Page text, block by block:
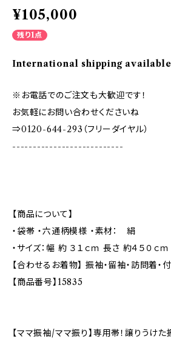
¥105,000
残り1点
International shipping available
※お電話でのご注文も大歓迎です！
お気軽にお問い合わせくださいね
⇒0120-644-293（フリーダイヤル）
---------------------------
【商品について】
・袋帯 ・六通柄模様 ・素材： 絹
・サイズ：幅 約 ３１ｃｍ 長さ 約４５０ｃｍ
【合わせるお着物】 振袖・留袖・訪問着・
【商品番号】15835
【ママ振袖/ママ振り】専用帯！譲りうけ